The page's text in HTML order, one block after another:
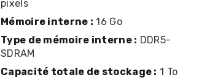
pixels
Mémoire interne : 16 Go
Type de mémoire interne : DDR5-
SDRAM
Capacité totale de stockage : 1 To